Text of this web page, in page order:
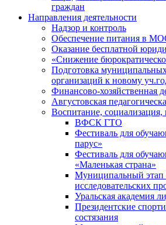
граждан
Направления деятельности
Надзор и контроль
Обеспечение питания в
Оказание бесплатной
«Снижение
Подготовка
организаций к новому
Финансово-хозяйственная
Августовская
Воспитание,
ВФСК ГТО
Фестиваль для
парус»
Фестиваль для
«Маленькая страна»
Муниципальный
исследовательских
Уральская академия
Президентские
состязания